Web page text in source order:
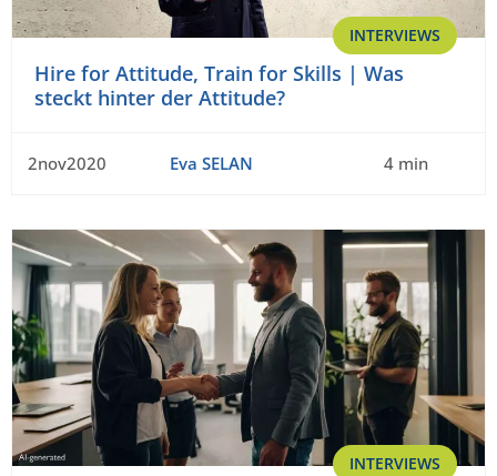
INTERVIEWS
Hire for Attitude, Train for Skills | Was
steckt hinter der Attitude?
2nov2020 Eva SELAN 4 min
INTERVIEWS